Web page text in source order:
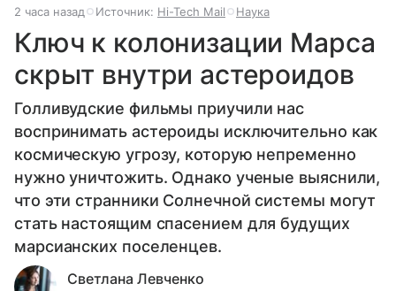
2 часа назад Источник: Hi-Tech Mail Наука
Ключ к колонизации Марса
скрыт внутри астероидов
Голливудские фильмы приучили нас
воспринимать астероиды исключительно как
космическую угрозу, которую непременно
нужно уничтожить. Однако ученые выяснили,
что эти странники Солнечной системы могут
стать настоящим спасением для будущих
марсианских поселенцев.
Светлана Левченко